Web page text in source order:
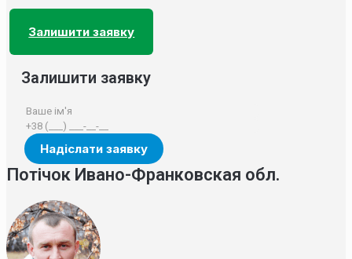
Залишити заявку
Залишити заявку
Потічок Ивано-Франковская обл.